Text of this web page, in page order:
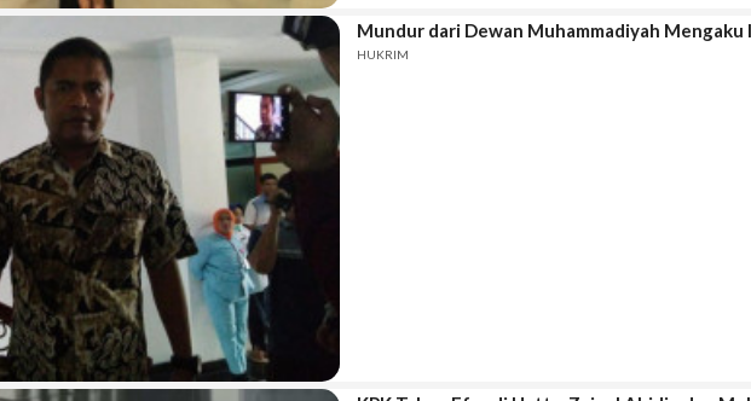
Mundur dari Dewan Muhammadiyah Mengaku
HUKRIM